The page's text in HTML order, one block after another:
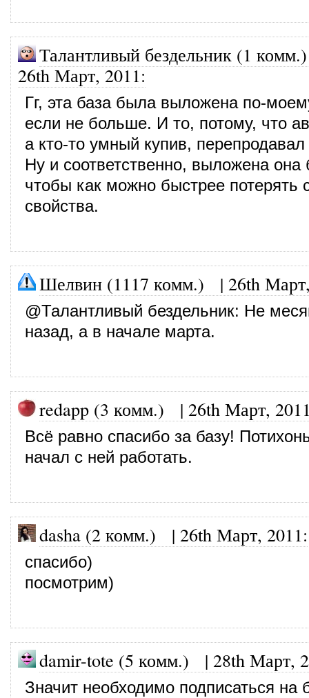
Талантливый бездельник (1 комм.)
26th Март, 2011:
Гг, эта база была выложена по-
если не больше. И то, потому, что
а кто-то умный купив, перепродавал
Ну и соответственно, выложена она
чтобы как можно быстрее потерять
свойства.
Шелвин (1117 комм.) | 26th
@Талантливый бездельник: Не
назад, а в начале марта.
redapp (3 комм.) | 26th Март,
Всё равно спасибо за базу!
начал с ней работать.
dasha (2 комм.) | 26th Март, 2011:
спасибо)
посмотрим)
damir-tote (5 комм.) | 28th Март,
Значит необходимо подписаться на